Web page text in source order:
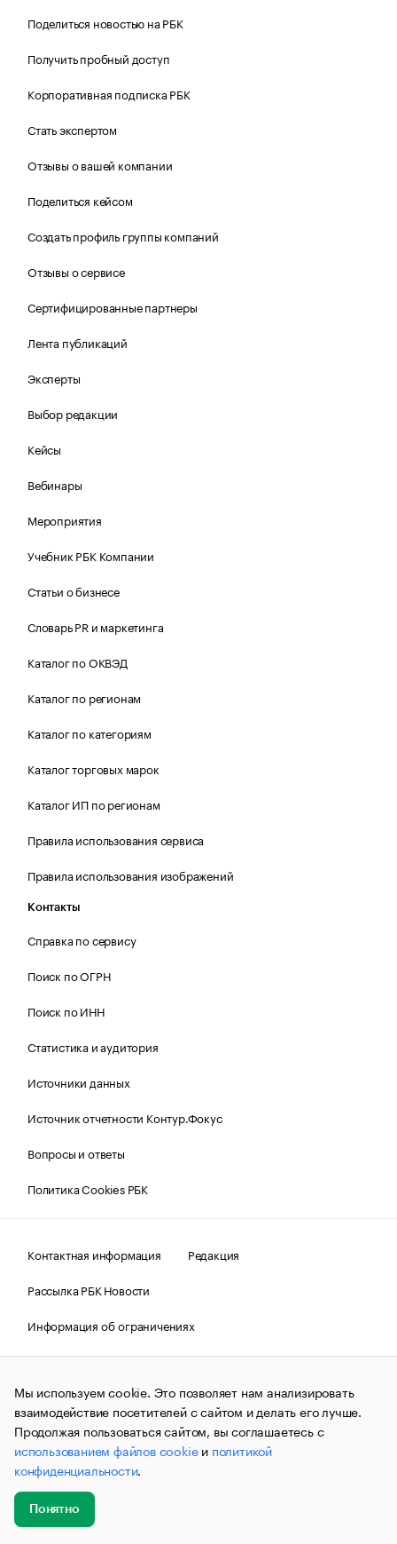
Поделиться новостью на РБК
Получить пробный доступ
Корпоративная подписка РБК
Стать экспертом
Отзывы о вашей компании
Поделиться кейсом
Создать профиль группы компаний
Отзывы о сервисе
Сертифицированные партнеры
Лента публикаций
Эксперты
Выбор редакции
Кейсы
Вебинары
Мероприятия
Учебник РБК Компании
Статьи о бизнесе
Словарь PR и маркетинга
Каталог по ОКВЭД
Каталог по регионам
Каталог по категориям
Каталог торговых марок
Каталог ИП по регионам
Правила использования сервиса
Правила использования изображений
Контакты
Справка по сервису
Поиск по ОГРН
Поиск по ИНН
Статистика и аудитория
Источники данных
Источник отчетности Контур.Фокус
Вопросы и ответы
Политика Cookies РБК
Контактная информация
Редакция
Рассылка РБК Новости
Информация об ограничениях
Правовая информация
О соблюдении авторских прав
© АО «РОСБИЗНЕСКОНСАЛТИНГ»,1995–2026.Сообщения
и материалы информационного агентства «РБК»
(зарегистрировано Федеральной службой по надзору в сфере
связи, информационных технологий и массовых
коммуникаций (Роскомнадзор) 09.12.2015 за номером ИА
№ФС77-63848) сопровождаются пометкой «РБК». Отдельные
публикации могут содержать информацию,
не предназначенную для пользователей
до 18 лет.
Мы используем cookie. Это позволяет нам анализировать
взаимодействие посетителей с сайтом и делать его лучше.
Продолжая пользоваться сайтом, вы соглашаетесь с
использованием файлов cookieи политикой
конфиденциальности.
Понятно